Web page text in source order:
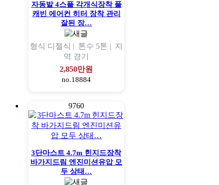
자동발 4스플 각개식장착 풀
캐빈 에어컨 히터 장착 관리
잘된 장…
형식 디젤식 | 톤수 5톤 | 지
역 경기
2,850만원
no.18884
9760
3단마스트 4.7m 힌지드장착
바가지드림 엔진미션유압 모
두 상태…